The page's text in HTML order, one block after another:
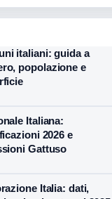
italiani: guida a
popolazione e
Italiana:
2026 e
Gattuso
Italia: dati,